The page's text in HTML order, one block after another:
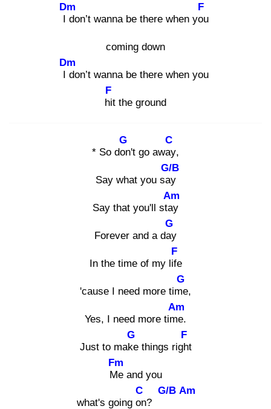
I d
Dm
on’t wanna be there when you
F
coming down
I d
Dm
on’t wanna be there when you
hit
F
the ground
* So don
G
't go away
C
,
Say what you say
G/B
Say that you'll stay
Am
Forever and a day
G
In the time of my life
F
'cause I need more time
G
,
Yes, I need more time
Am
.
Just to make
G
things right
F
Me
Fm
and you
what's going on
C
?
G/B Am